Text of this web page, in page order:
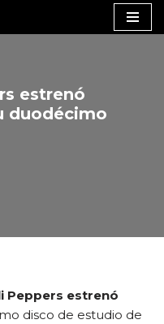
estrenó
duodécimo
Peppers estrenó
disco de estudio de